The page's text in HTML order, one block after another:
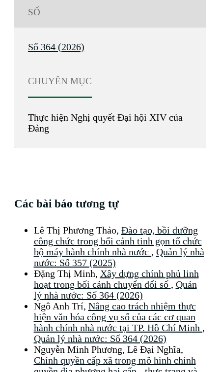
SỐ
Số 364 (2026)
CHUYÊN MỤC
Thực hiện Nghị quyết Đại hội XIV của
Đảng
Các bài báo tương tự
Lê Thị Phương Thảo, Đào tạo, bồi dưỡng
công chức trong bối cảnh tinh gọn tổ chức
bộ máy hành chính nhà nước , Quản lý nhà
nước: Số 357 (2025)
Đặng Thị Minh, Xây dựng chính phủ linh
hoạt trong bối cảnh chuyển đổi số , Quản
lý nhà nước: Số 364 (2026)
Ngô Anh Trí, Nâng cao trách nhiệm thực
hiện văn hóa công vụ số của các cơ quan
hành chính nhà nước tại TP. Hồ Chí Minh ,
Quản lý nhà nước: Số 364 (2026)
Nguyễn Minh Phương, Lê Đại Nghĩa,
Chính quyền cấp xã trong mô hình chính